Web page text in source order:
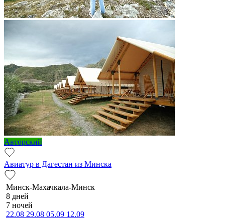
Авторский
Авиатур в Дагестан из Минска
Минск-Махачкала-Минск
8 дней
7 ночей
22.08 29.08 05.09 12.09